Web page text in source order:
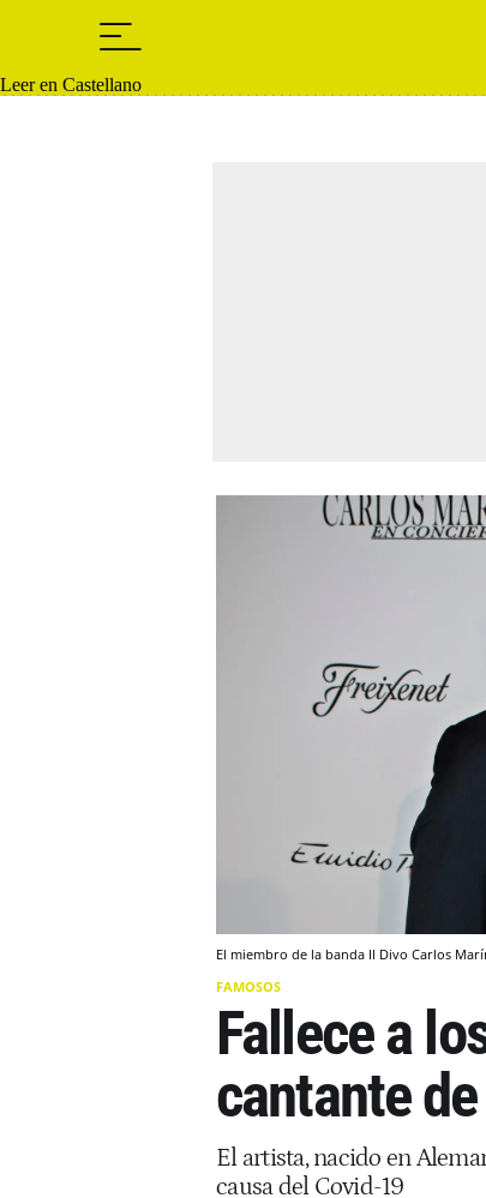
Leer en Castellano
El miembro de la banda Il Divo Carlos
FAMOSOS
Fallece a
cantante
El artista, nacido en
causa del Covid-19